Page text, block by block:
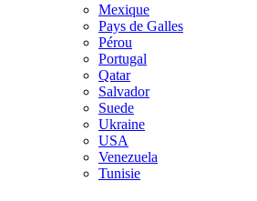
Mexique
Pays de Galles
Pérou
Portugal
Qatar
Salvador
Suede
Ukraine
USA
Venezuela
Tunisie